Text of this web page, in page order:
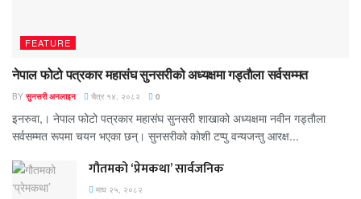
FEATURE
नेपाल फोटो पत्रकार महासंघ सुनसरीको अध्यक्षमा गड्ताैला सर्वसम्मत
BY सुनसरी अनलाइन चैत्र १४, २०८२ 0
इनरुवा,। नेपाल फोटो पत्रकार महासंघ सुनसरी शाखाको अध्यक्षमा नवीन गड्ताैला
सर्वसम्मत रूपमा चयन भएका छन्। सुनसरीको काेशी टप्पु वन्यजन्तु आरक्ष...
गौतमको ‘प्रेमकथा’ सार्वजनिक
माघ २५, २०८२